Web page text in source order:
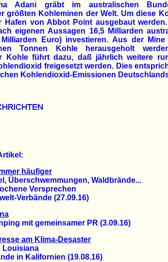
Adani gräbt im australischen
größten Kohleminen der Welt. Um diese
Hafen von Abbot Point ausgebaut
eigenen Aussagen 16,5 Milliarden
Euro) investieren. Aus der
Tonnen Kohle herausgeholt
Kohle führt dazu, daß jährlich weitere
freigesetzt werden. Dies
Kohlendioxid-Emissionen
häufiger
Überschwemmungen, Waldbrände...
Versprechen
Verbände (27.09.16)
mit gemeinsamer PR (3.09.16)
am Klima-Desaster
in Kalifornien (19.08.16)